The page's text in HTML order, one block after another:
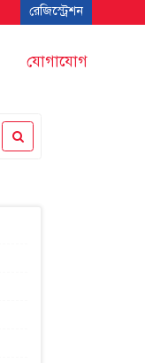
রেজিস্ট্রেশন
যোগাযোগ